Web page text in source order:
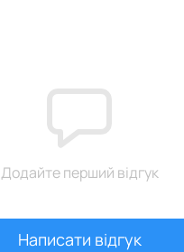
Додайте перший відгук
Написати відгук